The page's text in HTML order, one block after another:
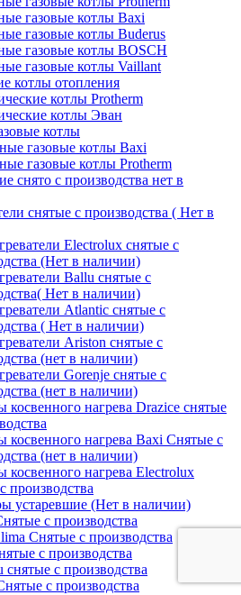
газовые котлы Baxi
газовые котлы Buderus
газовые котлы BOSCH
газовые котлы Vaillant
котлы отопления
котлы Protherm
котлы Эван
котлы
газовые котлы Baxi
газовые котлы Protherm
снято с производства нет в
снятые с производства ( Нет в
Electrolux снятые с
(Нет в наличии)
Ballu снятые с
Нет в наличии)
Atlantic снятые с
( Нет в наличии)
Ariston снятые с
(нет в наличии)
Gorenje снятые с
(нет в наличии)
косвенного нагрева Drazice снятые
косвенного нагрева Baxi Снятые с
(нет в наличии)
косвенного нагрева Electrolux
производства
устаревшие (Нет в наличии)
с производства
Снятые с производства
с производства
снятые с производства
с производства